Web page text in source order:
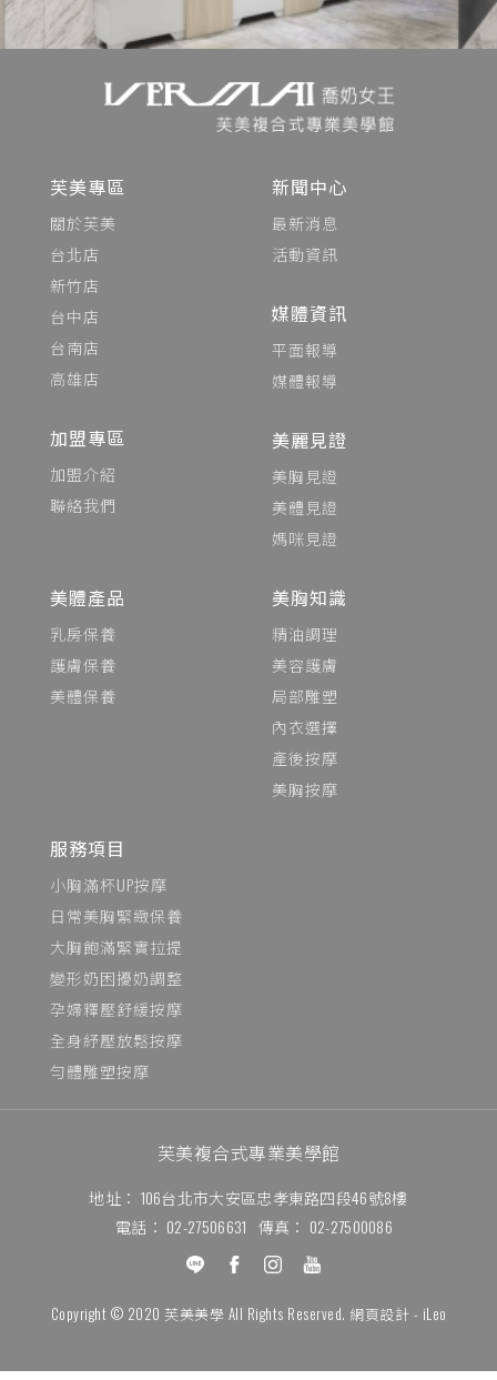
芙美專區
關於芙美
台北店
新竹店
台中店
台南店
高雄店
加盟專區
加盟介紹
聯絡我們
新聞中心
最新消息
活動資訊
媒體資訊
平面報導
媒體報導
美麗見證
美胸見證
美體見證
媽咪見證
美體產品
乳房保養
護膚保養
美體保養
美胸知識
精油調理
美容護膚
局部雕塑
內衣選擇
產後按摩
美胸按摩
服務項目
小胸滿杯UP按摩
日常美胸緊緻保養
大胸飽滿緊實拉提
變形奶困擾奶調整
孕婦釋壓舒緩按摩
全身紓壓放鬆按摩
勻體雕塑按摩
芙美複合式專業美學館
地址： 106台北市大安區忠孝東路四段46號8樓
電話： 02-27506631 傳真： 02-27500086
Copyright © 2020 芙美美學 All Rights Reserved. 網頁設計 - iLeo